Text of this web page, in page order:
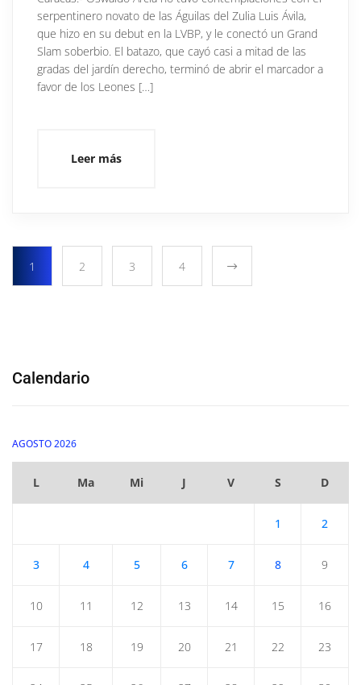
serpentinero novato de las Águilas del Zulia Luis Ávila,
que hizo en su debut en la LVBP, y le conectó un Grand
Slam soberbio. El batazo, que cayó casi a mitad de las
gradas del jardín derecho, terminó de abrir el marcador a
favor de los Leones […]
Leer más
1 2 3 4
Calendario
AGOSTO 2026
L Ma Mi J V S D
1 2
3 4 5 6 7 8 9
10 11 12 13 14 15 16
17 18 19 20 21 22 23